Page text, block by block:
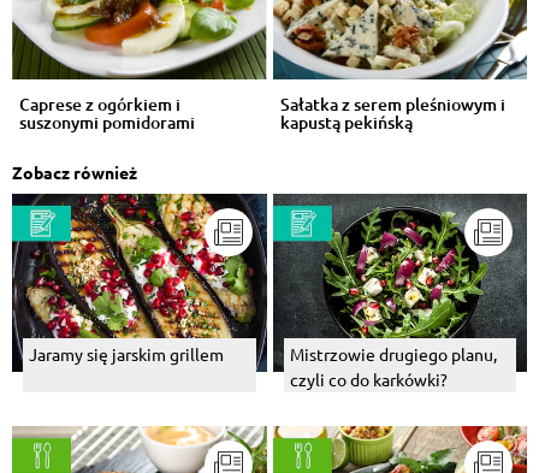
Caprese z ogórkiem i
suszonymi pomidorami
Sałatka z serem pleśniowym i
kapustą pekińską
Zobacz również
Jaramy się jarskim grillem
Mistrzowie drugiego planu,
czyli co do karkówki?